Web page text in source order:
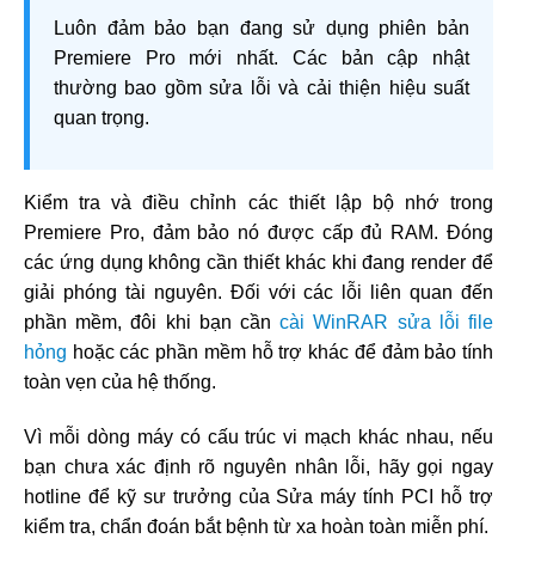
Luôn đảm bảo bạn đang sử dụng phiên bản
Premiere Pro mới nhất. Các bản cập nhật
thường bao gồm sửa lỗi và cải thiện hiệu suất
quan trọng.
Kiểm tra và điều chỉnh các thiết lập bộ nhớ trong
Premiere Pro, đảm bảo nó được cấp đủ RAM. Đóng
các ứng dụng không cần thiết khác khi đang render để
giải phóng tài nguyên. Đối với các lỗi liên quan đến
phần mềm, đôi khi bạn cầncài WinRAR sửa lỗi file
hỏng hoặc các phần mềm hỗ trợ khác để đảm bảo tính
toàn vẹn của hệ thống.
Vì mỗi dòng máy có cấu trúc vi mạch khác nhau, nếu
bạn chưa xác định rõ nguyên nhân lỗi, hãy gọi ngay
hotline để kỹ sư trưởng của Sửa máy tính PCI hỗ trợ
kiểm tra, chẩn đoán bắt bệnh từ xa hoàn toàn miễn phí.